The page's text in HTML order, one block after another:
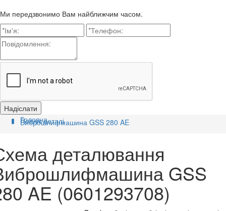
Ми передзвонимо Вам найближчим часом.
Головна
Пошук деталі
Виброшлифмашина GSS 280 AE
деталювання
GSS
AE (0601293708)